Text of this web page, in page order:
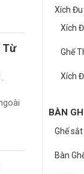
Từ
Xích Đu
Xích
Ghế
Xích
BÀN
Ghế sắt
Bàn